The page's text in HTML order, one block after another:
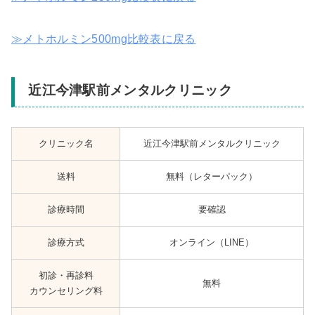
≫メトホルミン500mg比較表に戻る
近江今津駅前メンタルクリニック
クリニック名 近江今津駅前メンタルクリニック
送料 無料（レターパック）
診療時間 要確認
診療方式 オンライン（LINE）
初診・再診料
カウンセリング料
無料